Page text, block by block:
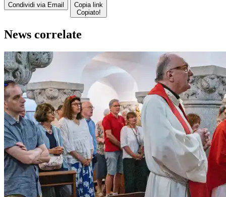
Condividi via Email
Copia link
Copiato!
News correlate